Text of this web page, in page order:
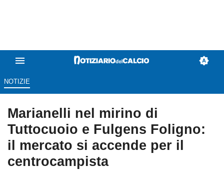
NOTIZIE
Marianelli nel mirino di
Tuttocuoio e Fulgens Foligno:
il mercato si accende per il
centrocampista